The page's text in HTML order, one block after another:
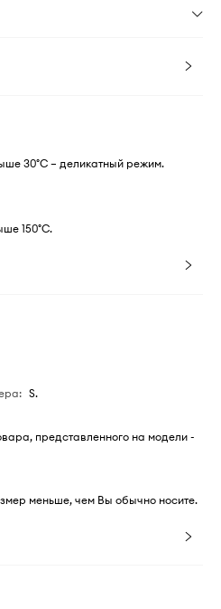
30°C – деликатный режим.
150°C.
: S.
представленного на модели -
меньше, чем Вы обычно носите.